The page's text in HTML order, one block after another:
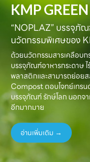
KMP GREEN
“NOPLAZ” บรรจุภั
นวัตกรรมพิเศษของ
ด้วยนวัตกรรมสารเคลือบ
บรรจุภัณฑ์อาหารกระดาษ
พลาสติกและสามารถย่อย
Compost ตอบโจทย์เทรน
บรรจุภัณฑ์ รักษ์โลก นอกจ
อีกมากมาย
อ่านเพิ่มเติม →